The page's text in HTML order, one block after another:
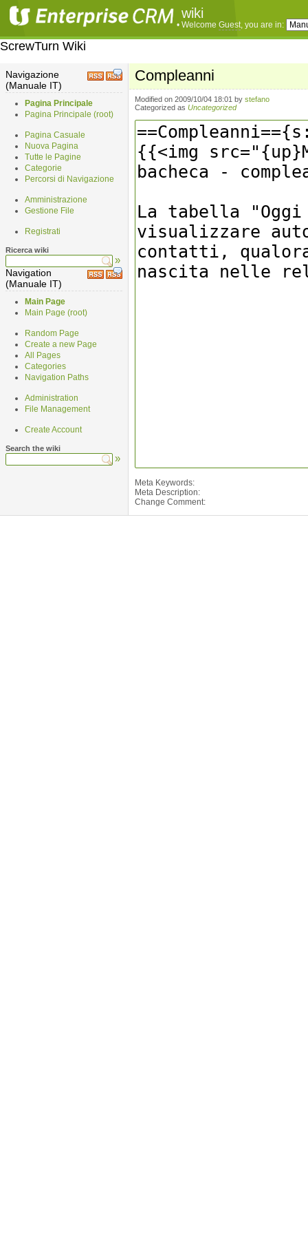
wiki
• Welcome Guest, you are in:
ScrewTurn Wiki
Navigazione
(Manuale IT)
Pagina Principale
Pagina Principale (root)
Pagina Casuale
Nuova Pagina
Tutte le Pagine
Categorie
Percorsi di Navigazione
Amministrazione
Gestione File
Registrati
Ricerca wiki
»
Navigation
(Manuale IT)
Main Page
Main Page (root)
Random Page
Create a new Page
All Pages
Categories
Navigation Paths
Administration
File Management
Create Account
Search the wiki
»
Compleanni
Modified on 2009/10/04 18:01 by stefano
Categorized as Uncategorized
Meta Keywords:
Meta Description:
Change Comment: